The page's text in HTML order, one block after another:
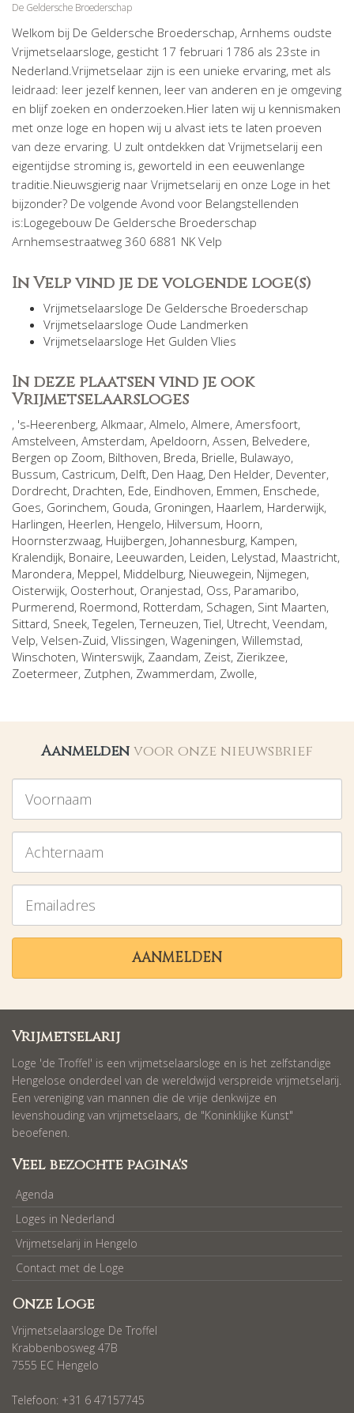
De Geldersche Broederschap
Welkom bij De Geldersche Broederschap, Arnhems oudste
Vrijmetselaarsloge, gesticht 17 februari 1786 als 23ste in
Nederland.Vrijmetselaar zijn is een unieke ervaring, met als
leidraad: leer jezelf kennen, leer van anderen en je omgeving
en blijf zoeken en onderzoeken.Hier laten wij u kennismaken
met onze loge en hopen wij u alvast iets te laten proeven
van deze ervaring. U zult ontdekken dat Vrijmetselarij een
eigentijdse stroming is, geworteld in een eeuwenlange
traditie.Nieuwsgierig naar Vrijmetselarij en onze Loge in het
bijzonder? De volgende Avond voor Belangstellenden
is:Logegebouw De Geldersche Broederschap
Arnhemsestraatweg 360 6881 NK Velp
In Velp vind je de volgende loge(s)
Vrijmetselaarsloge De Geldersche Broederschap
Vrijmetselaarsloge Oude Landmerken
Vrijmetselaarsloge Het Gulden Vlies
In deze plaatsen vind je ook
Vrijmetselaarsloges
, 's-Heerenberg, Alkmaar, Almelo, Almere, Amersfoort,
Amstelveen, Amsterdam, Apeldoorn, Assen, Belvedere,
Bergen op Zoom, Bilthoven, Breda, Brielle, Bulawayo,
Bussum, Castricum, Delft, Den Haag, Den Helder, Deventer,
Dordrecht, Drachten, Ede, Eindhoven, Emmen, Enschede,
Goes, Gorinchem, Gouda, Groningen, Haarlem, Harderwijk,
Harlingen, Heerlen, Hengelo, Hilversum, Hoorn,
Hoornsterzwaag, Huijbergen, Johannesburg, Kampen,
Kralendijk, Bonaire, Leeuwarden, Leiden, Lelystad, Maastricht,
Marondera, Meppel, Middelburg, Nieuwegein, Nijmegen,
Oisterwijk, Oosterhout, Oranjestad, Oss, Paramaribo,
Purmerend, Roermond, Rotterdam, Schagen, Sint Maarten,
Sittard, Sneek,Tegelen,Terneuzen,Tiel, Utrecht, Veendam,
Velp, Velsen-Zuid, Vlissingen, Wageningen, Willemstad,
Winschoten, Winterswijk, Zaandam, Zeist, Zierikzee,
Zoetermeer, Zutphen, Zwammerdam, Zwolle,
Aanmelden voor onze nieuwsbrief
Voornaam
Achternaam
Emailadres
AANMELDEN
Vrijmetselarij
Loge 'de Troffel' is een vrijmetselaarsloge en is het zelfstandige
Hengelose onderdeel van de wereldwijd verspreide vrijmetselarij.
Een vereniging van mannen die de vrije denkwijze en
levenshouding van vrijmetselaars, de "Koninklijke Kunst"
beoefenen.
Veel bezochte pagina's
Agenda
Loges in Nederland
Vrijmetselarij in Hengelo
Contact met de Loge
Onze Loge
Vrijmetselaarsloge De Troffel
Krabbenbosweg 47B
7555 EC Hengelo
Telefoon: +31 6 47157745